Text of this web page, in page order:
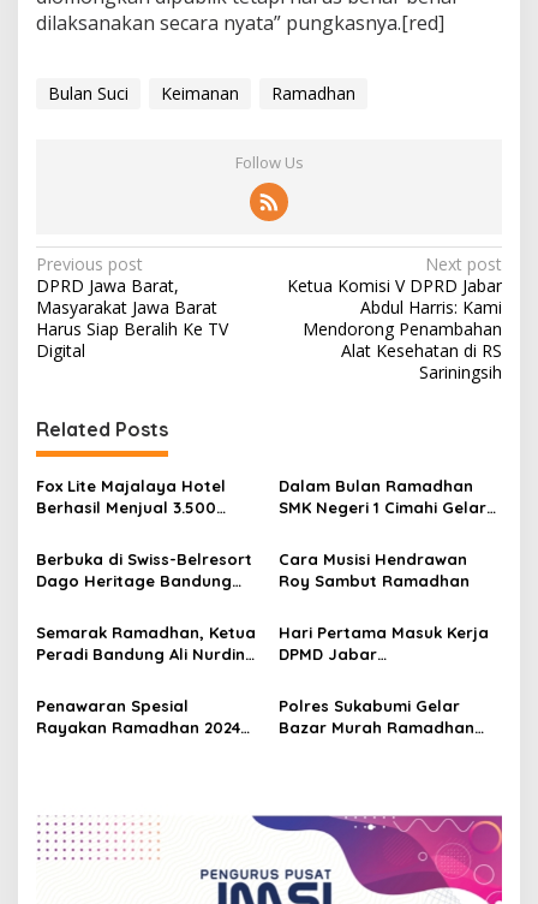
dilaksanakan secara nyata” pungkasnya.[red]
Bulan Suci Keimanan Ramadhan
Follow Us
P
o
s
a
v
i
a
i
n
Previous post
DPRD Jawa Barat,
Masyarakat Jawa Barat
Harus Siap Beralih Ke TV
Digital
Next post
Ketua Komisi V DPRD Jabar
Abdul Harris: Kami
Mendorong Penambahan
Alat Kesehatan di RS
Sariningsih
Related Posts
Fox Lite Majalaya Hotel
Berhasil Menjual 3.500
Dalam Bulan Ramadhan
SMK Negeri 1 Cimahi Gelar
Berbuka di Swiss-Belresort
Dago Heritage Bandung
Selama Ramadhan
Cara Musisi Hendrawan
Roy Sambut Ramadhan
Semarak Ramadhan, Ketua
Peradi Bandung Ali Nurdin
Buka Puasa 100 Anak Yatim
Hari Pertama Masuk Kerja
DPMD Jabar
Tausyiah Ramadhan
Berdesa
Penawaran Spesial
Rayakan Ramadhan 2024
Polres Sukabumi Gelar
Bazar Murah Ramadhan